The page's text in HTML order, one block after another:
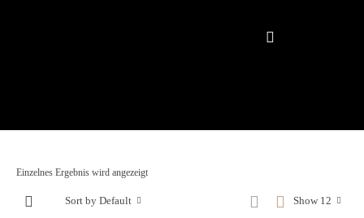
Einzelnes Ergebnis wird angezeigt
Show 12
Sort by Default